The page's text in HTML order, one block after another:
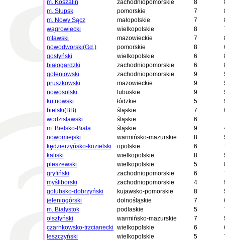
m. Koszalin zachodniopomorskie 8
m. Słupsk
pomorskie 7
m. Nowy Sącz
małopolskie 7
wągrowiecki
wielkopolskie 8
mławski
mazowieckie 7
nowodworski(Gd.)
pomorskie 8
gostyński
wielkopolskie 6
białogardzki
zachodniopomorskie 6
goleniowski
zachodniopomorskie 9
pruszkowski
mazowieckie 9
nowosolski
lubuskie 9
kutnowski
łódzkie 5
bielski(BB)
śląskie 7
wodzisławski
śląskie 6
m. Bielsko-Biała
śląskie 9
nowomiejski
warmińsko-mazurskie 8
kędzierzyńsko-kozielski
opolskie 6
kaliski
wielkopolskie 8
pleszewski
wielkopolskie 5
gryfiński
zachodniopomorskie 6
myśliborski
zachodniopomorskie 4
golubsko-dobrzyński
kujawsko-pomorskie 8
jeleniogórski
dolnośląskie 7
m. Białystok
podlaskie 5
olsztyński
warmińsko-mazurskie 7
czarnkowsko-trzcianecki wielkopolskie 6
leszczyński
wielkopolskie 5